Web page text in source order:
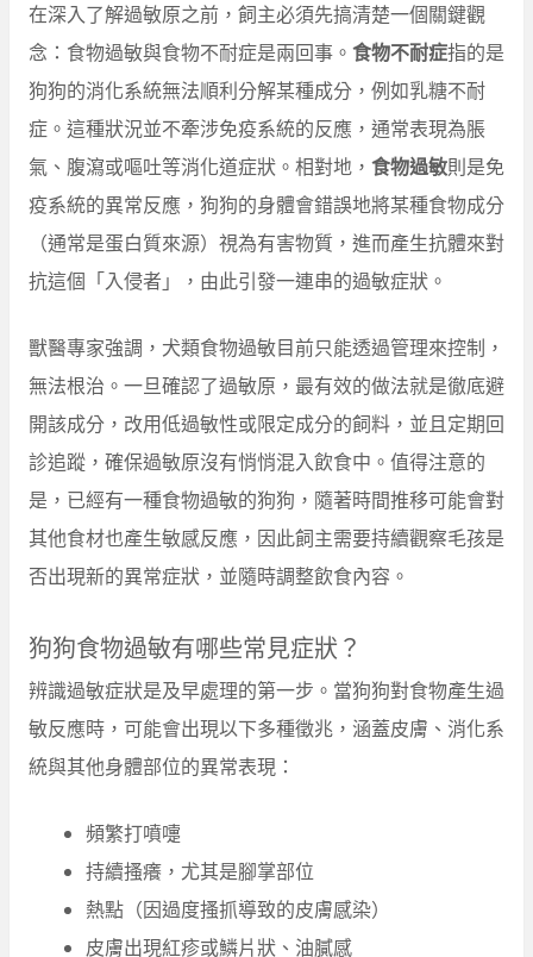
在深入了解過敏原之前，飼主必須先搞清楚一個關鍵觀
念：食物過敏與食物不耐症是兩回事。 食物不耐症指的是
狗狗的消化系統無法順利分解某種成分，例如乳糖不耐
症。這種狀況並不牽涉免疫系統的反應，通常表現為脹
氣、腹瀉或嘔吐等消化道症狀。相對地， 食物過敏則是免
疫系統的異常反應，狗狗的身體會錯誤地將某種食物成分
（通常是蛋白質來源）視為有害物質，進而產生抗體來對
抗這個「入侵者」，由此引發一連串的過敏症狀。
獸醫專家強調，犬類食物過敏目前只能透過管理來控制，
無法根治。一旦確認了過敏原，最有效的做法就是徹底避
開該成分，改用低過敏性或限定成分的飼料，並且定期回
診追蹤，確保過敏原沒有悄悄混入飲食中。值得注意的
是，已經有一種食物過敏的狗狗，隨著時間推移可能會對
其他食材也產生敏感反應，因此飼主需要持續觀察毛孩是
否出現新的異常症狀，並隨時調整飲食內容。
狗狗食物過敏有哪些常見症狀？
辨識過敏症狀是及早處理的第一步。當狗狗對食物產生過
敏反應時，可能會出現以下多種徵兆，涵蓋皮膚、消化系
統與其他身體部位的異常表現：
頻繁打噴嚏
持續搔癢，尤其是腳掌部位
熱點（因過度搔抓導致的皮膚感染）
皮膚出現紅疹或鱗片狀、油膩感